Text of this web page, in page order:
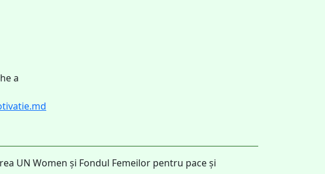
a
UN Women și Fondul Femeilor pentru pace și